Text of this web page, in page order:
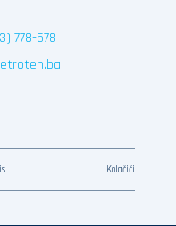
778-578
Kolačići